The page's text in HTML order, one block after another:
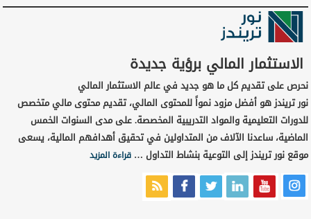
الاستثمار المالي برؤية جديدة
نحرص على تقديم كل ما هو جديد في عالم الاستثمار المالي
نور تريندز هو أفضل مزود نمواً للمحتوى المالي، تقديم محتوى مالي متخصص
للدورات التعليمية والمواد التدريبية المخصصة. على مدى السنوات الخمس
الماضية، ساعدنا الآلاف من المتداولين في تحقيق أهدافهم المالية، يسعى
موقع نور تريندز إلى التوعية بنشاط التداول …قراءة المزيد